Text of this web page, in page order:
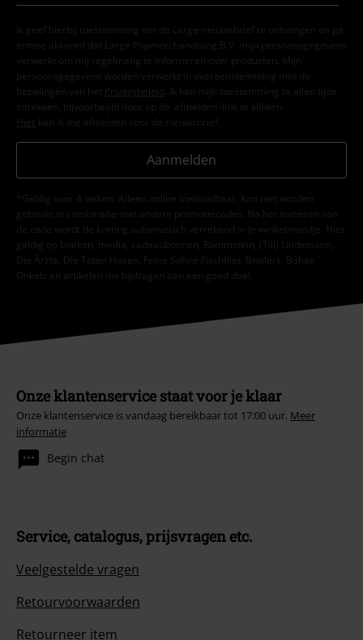
Ik geef hierbij toestemming om de Large-nieuwsbrief te ontvangen en ga
ermee akkoord dat Large Popmerchandising B.V. mijn persoonsgegevens
verwerkt om mij regelmatig te informeren over producten. Mijn
persoonsgegevens worden verwerkt in overeenstemming met de
bepalingen van het
Privacybeleid . Ik kan mijn toestemming te allen tijde
intrekken, bijvoorbeeld door op de ‘afmelden’-link te klikken.
Hier kan ik me afmelden voor de nieuwsbrief.
Aanmelden
*Geldig voor 4 weken. Alleen online inwisselbaar. Kan niet worden
gebruikt in combinatie met andere promotiecodes. Na het invoeren van
de code wordt de korting automatisch verrekend in je winkelmandje. Niet
geldig op boeken, media, cadeaubonnen, Rammstein, (Till) Lindemann,
Die Ärzte, Die Toten Hosen, Feine Sahne Fischfilet, Broilers, Böhse
Onkelz en artikelen die bijdragen aan een goed doel.
Onze klantenservice staat voor je klaar
Onze klantenservice is vandaag bereikbaar tot 17:00 uur. Meer
informatie
Begin chat
Service, catalogus, prijsvragen etc.
Veelgestelde vragen
Retourvoorwaarden
Retourneer item